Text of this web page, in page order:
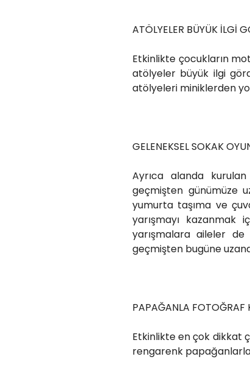
ATÖLYELER BÜYÜK İLGİ
Etkinlikte çocukların
atölyeler büyük ilgi
atölyeleri miniklerden
GELENEKSEL SOKAK
Ayrıca alanda
geçmişten günümüze
yumurta taşıma ve
yarışmayı kazanmak
yarışmalara aileler de
geçmişten bugüne
PAPAĞANLA FOTOĞRAF
Etkinlikte en çok dikkat
rengarenk